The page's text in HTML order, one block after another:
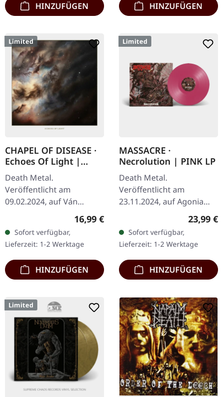
HINZUFÜGEN HINZUFÜGEN
Limited
CHAPEL OF DISEASE ·
Echoes Of Light |
DIGIPAK CD
Death Metal.
Veröffentlicht am
09.02.2024, auf Ván
Records. CD im DigiPak
mit Heißprägedruck,
Booklet, limitierte
Auflage. Chapel Of
Diseases…
Regulärer Preis:
16,99 €
Sofort verfügbar,
Lieferzeit: 1-2 Werktage
HINZUFÜGEN
Limited
MASSACRE ·
Necrolution | PINK LP
Death Metal.
Veröffentlicht am
23.11.2024, auf Agonia
Records. "Hot Pink" Vinyl.
Exemplare. "Necrolution"
ist ein retrospektives,…
23,99 €
Sofort verfügbar,
Lieferzeit: 1-2 Werktage
HINZUFÜGEN
Limited